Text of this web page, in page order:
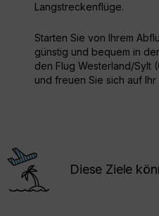
Langstreckenflüge.
Starten Sie von Ihrem
günstig und bequem in
den Flug Westerland/Sylt
und freuen Sie sich auf Ihr
Diese Ziele